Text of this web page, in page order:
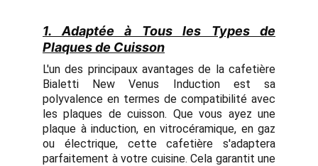
1. Adaptée à Tous les Types de
Plaques de Cuisson
L'un des principaux avantages de la cafetière
Bialetti New Venus Induction est sa
polyvalence en termes de compatibilité avec
les plaques de cuisson. Que vous ayez une
plaque à induction, en vitrocéramique, en gaz
ou électrique, cette cafetière s'adaptera
parfaitement à votre cuisine. Cela garantit une